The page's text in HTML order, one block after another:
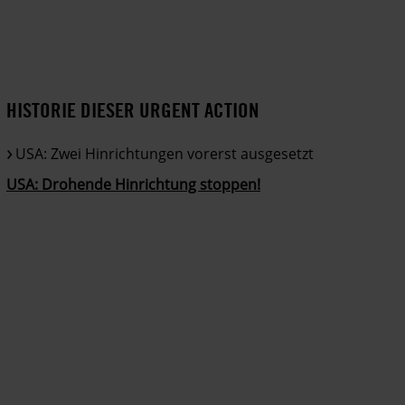
HISTORIE DIESER URGENT ACTION
USA: Zwei Hinrichtungen vorerst ausgesetzt
USA: Drohende Hinrichtung stoppen!